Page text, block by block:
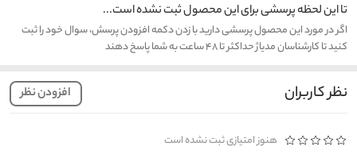
تا این لحظه پرسشی برای این محصول ثبت نشده است...
اگر در مورد این محصول پرسشی دارید با زدن دکمه افزودن پرسش، سوال خود را ثبت
کنید تا کارشناسان مدیاژ حداکثر تا ۴۸ ساعت به شما پاسخ دهند
نظر کاربران افزودن نظر
هنوز امتیازی ثبت نشده است